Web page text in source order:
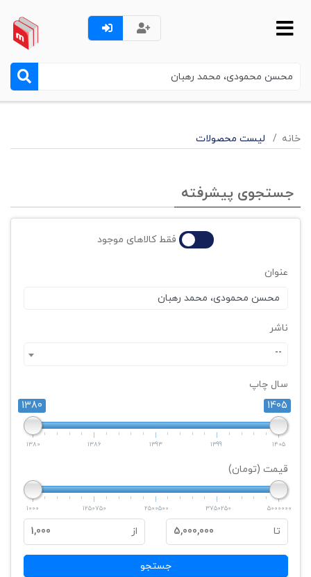
خانه لیست محصولات
جستجوی پیشرفته
فقط کالاهای موجود
عنوان
ناشر
--
سال چاپ
1380
1405
1380 1386 1393 1399 1405
قیمت (تومان)
1000 1250750 2500500 3750250 5000000
تا 5,000,000 از 1,000
جستجو